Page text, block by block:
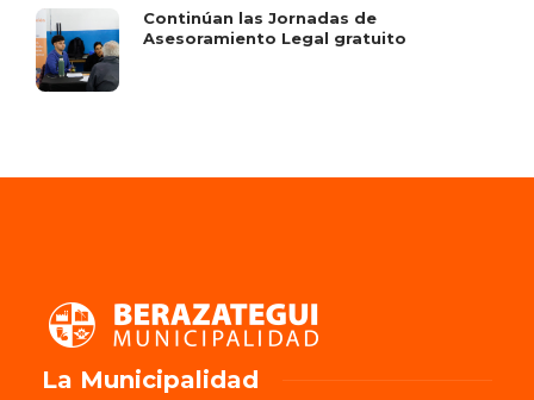
Continúan las Jornadas de
Asesoramiento Legal gratuito
La Municipalidad